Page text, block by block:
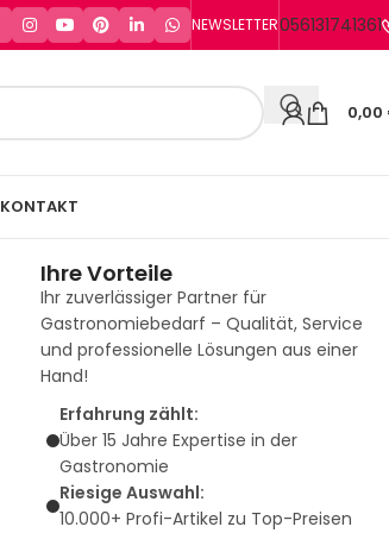
NEWSLETTER056131741361
0,00
KONTAKT
Ihre Vorteile
Ihr zuverlässiger Partner für
Gastronomiebedarf – Qualität, Service
und professionelle Lösungen aus einer
Hand!
Erfahrung zählt:
Über 15 Jahre Expertise in der
Gastronomie
Riesige Auswahl:
10.000+ Profi-Artikel zu Top-Preisen